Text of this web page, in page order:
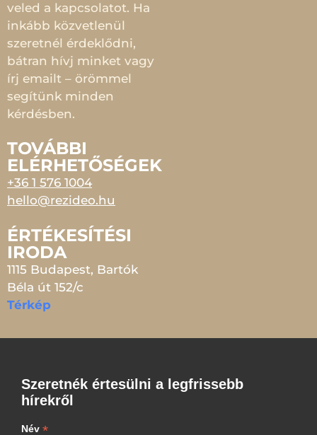
veled a kapcsolatot. Ha
inkább közvetlenül
szeretnél érdeklődni,
bátran hívj minket vagy
írj emailt – örömmel
segítünk minden
kérdésben.
TOVÁBBI
ELÉRHETŐSÉGEK
+36 1 576 1004
hello@rezideo.hu
ÉRTÉKESÍTÉSI
IRODA
1115 Budapest, Bartók
Béla út 152/c
Térkép
Szeretnék értesülni a legfrissebb
hírekről
Név *